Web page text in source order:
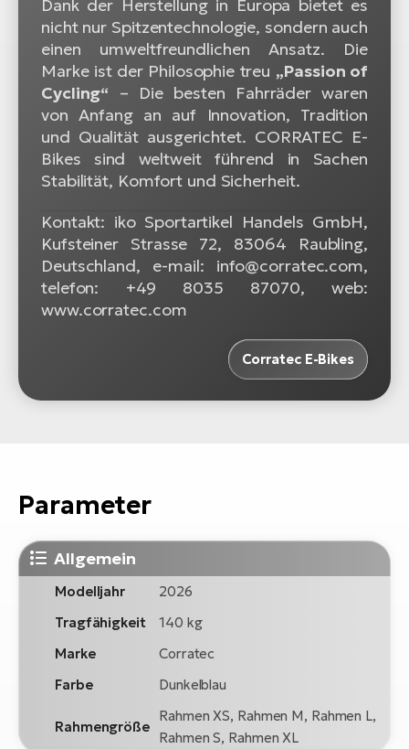
Dank der Herstellung in Europa bietet es
nicht nur Spitzentechnologie, sondern auch
einen umweltfreundlichen Ansatz. Die
Marke ist der Philosophie treu „Passion of
Cycling“ – Die besten Fahrräder waren
von Anfang an auf Innovation, Tradition
und Qualität ausgerichtet. CORRATEC E-
Bikes sind weltweit führend in Sachen
Stabilität, Komfort und Sicherheit.
Kontakt: iko Sportartikel Handels GmbH,
Kufsteiner Strasse 72, 83064 Raubling,
Deutschland, e-mail: info@corratec.com,
telefon: +49 8035 87070, web:
www.corratec.com
Corratec E-Bikes
Parameter
Allgemein
Modelljahr
2026
Tragfähigkeit
140 kg
Marke
Corratec
Farbe
Dunkelblau
Rahmengröße
Rahmen XS, Rahmen M, Rahmen L,
Rahmen S, Rahmen XL